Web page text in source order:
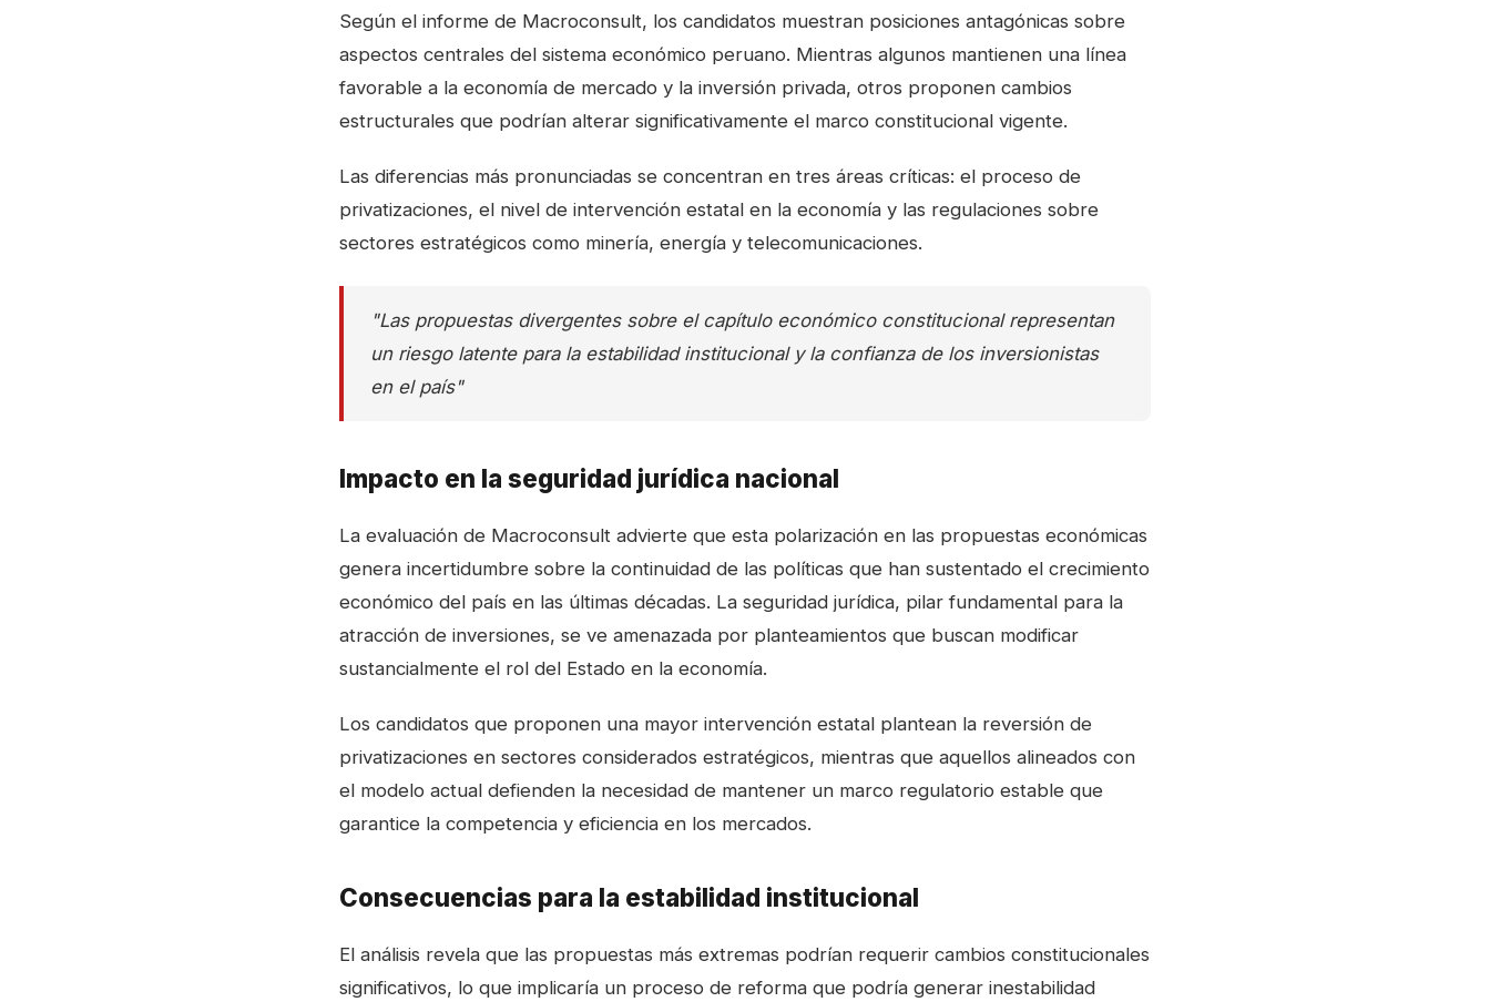
Según el informe de Macroconsult, los candidatos muestran posiciones antagónicas sobre
aspectos centrales del sistema económico peruano. Mientras algunos mantienen una línea
favorable a la economía de mercado y la inversión privada, otros proponen cambios
estructurales que podrían alterar significativamente el marco constitucional vigente.
Las diferencias más pronunciadas se concentran en tres áreas críticas: el proceso de
privatizaciones, el nivel de intervención estatal en la economía y las regulaciones sobre
sectores estratégicos como minería, energía y telecomunicaciones.
"Las propuestas divergentes sobre el capítulo económico constitucional representan
un riesgo latente para la estabilidad institucional y la confianza de los inversionistas
en el país"
Impacto en la seguridad jurídica nacional
La evaluación de Macroconsult advierte que esta polarización en las propuestas económicas
genera incertidumbre sobre la continuidad de las políticas que han sustentado el crecimiento
económico del país en las últimas décadas. La seguridad jurídica, pilar fundamental para la
atracción de inversiones, se ve amenazada por planteamientos que buscan modificar
sustancialmente el rol del Estado en la economía.
Los candidatos que proponen una mayor intervención estatal plantean la reversión de
privatizaciones en sectores considerados estratégicos, mientras que aquellos alineados con
el modelo actual defienden la necesidad de mantener un marco regulatorio estable que
garantice la competencia y eficiencia en los mercados.
Consecuencias para la estabilidad institucional
El análisis revela que las propuestas más extremas podrían requerir cambios constitucionales
significativos, lo que implicaría un proceso de reforma que podría generar inestabilidad